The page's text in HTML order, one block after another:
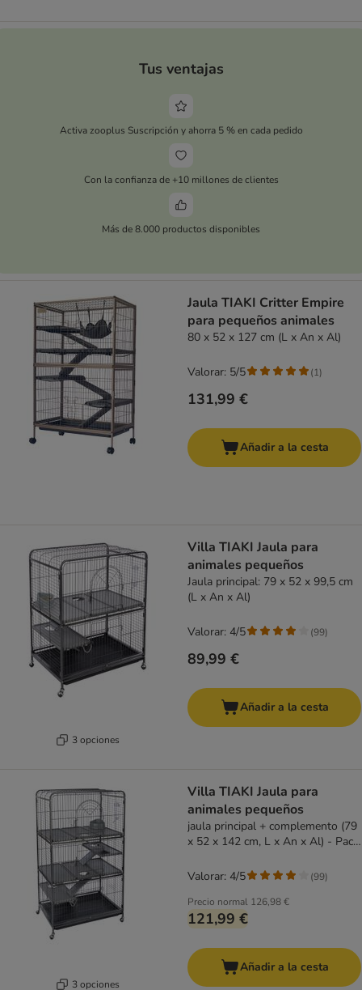
Tus ventajas
Activa zooplus Suscripción y ahorra 5 % en cada pedido
Con la confianza de +10 millones de clientes
Más de 8.000 productos disponibles
Jaula TIAKI Critter Empire
para pequeños animales
80 x 52 x 127 cm (L x An x Al)
131,99 €
Valorar: 5/5 (1)
Añadir a la cesta
3 opciones
Villa TIAKI Jaula para
animales pequeños
Jaula principal: 79 x 52 x 99,5 cm
(L x An x Al)
89,99 €
Valorar: 4/5 (99)
Añadir a la cesta
3 opciones
Villa TIAKI Jaula para
animales pequeños
jaula principal + complemento (79
x 52 x 142 cm, L x An x Al) - Pack
Precio normal 126,98 €
121,99 €
Valorar: 4/5 (99)
Añadir a la cesta